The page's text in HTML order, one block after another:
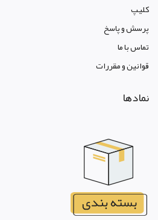
کليپ
پرسش و پاسخ
تماس با ما
قوانين و مقررات
نمادها